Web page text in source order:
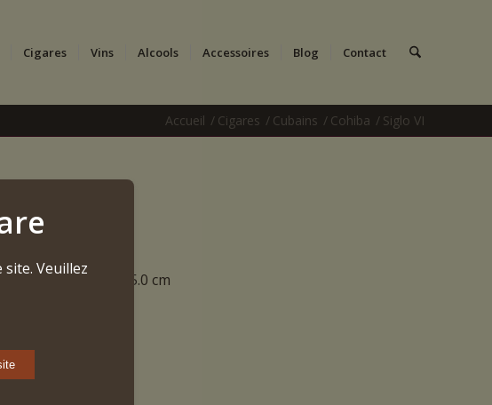
Cigares Vins Alcools Accessoires Blog Contact
Accueil / Cigares / Cubains / Cohiba / Siglo VI
| LONGUEUR 15.0 cm
Veuillez